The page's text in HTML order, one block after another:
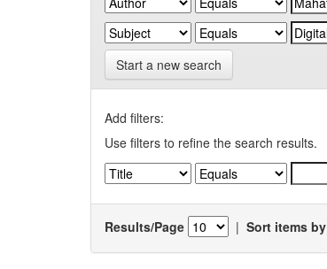
Start a new search
Add filters:
Use filters to refine the search results.
Results/Page | Sort items by